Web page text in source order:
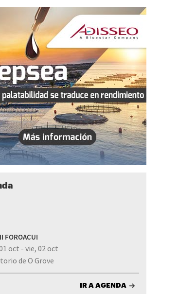
FOROACUI
oct - vie, 02 oct
de O Grove
IR A AGENDA